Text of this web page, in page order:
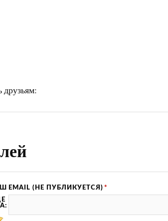
друзьям:
EMAIL (НЕ ПУБЛИКУЕТСЯ) *